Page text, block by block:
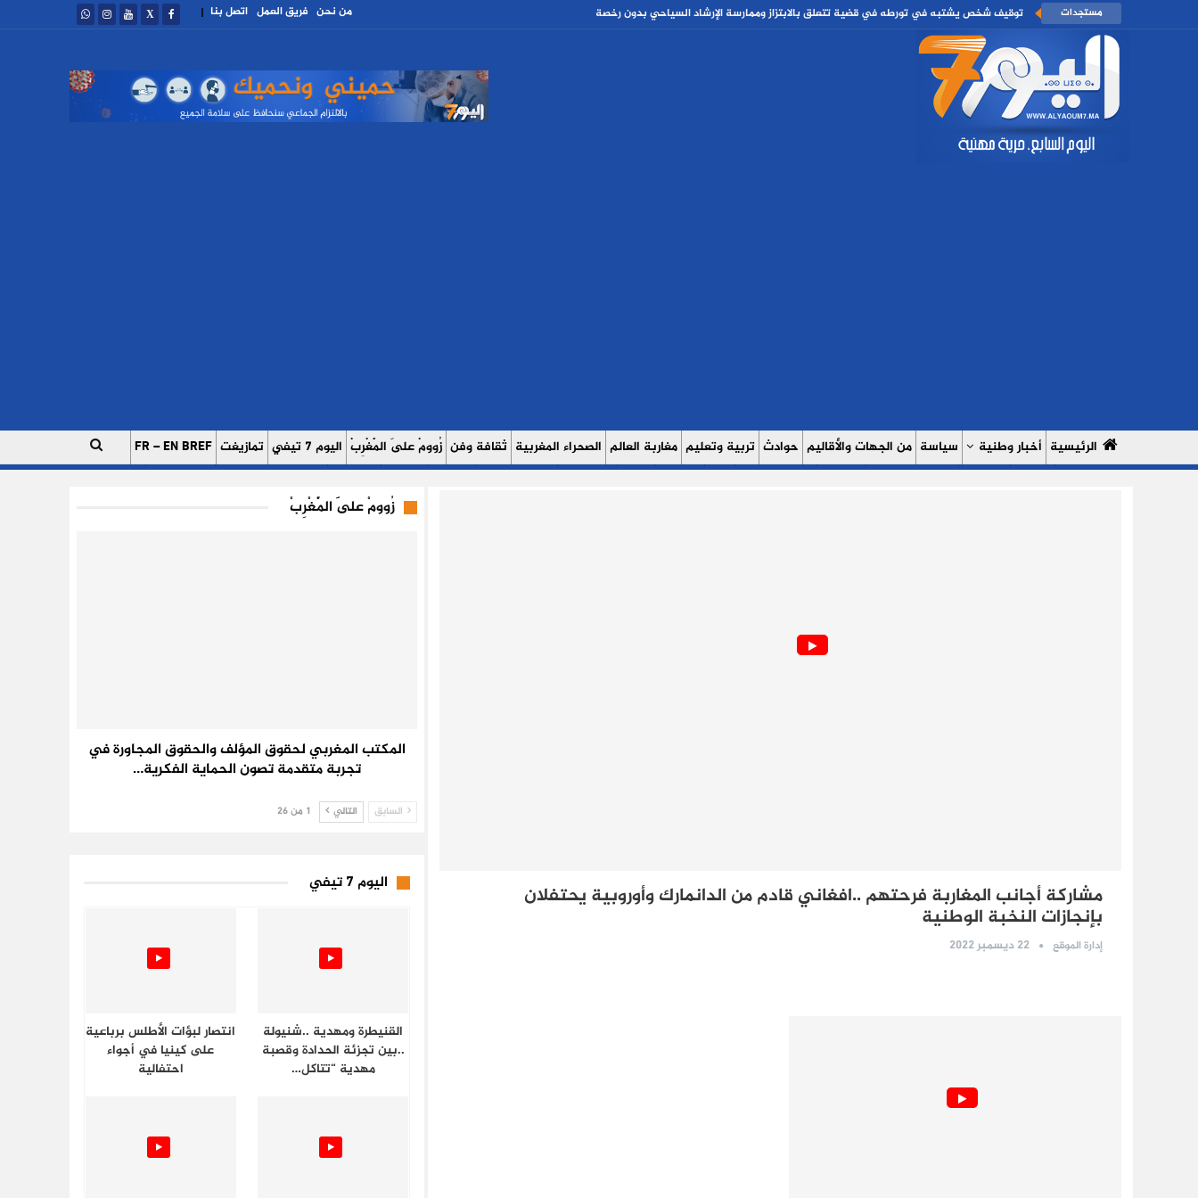
| اتصل بنا فريق العمل من نحن مستجدات توقيف شخص يشتبه في تورطه في قضية تتعلق بالابتزاز وممارسة الإرشاد السياحي بدون رخصة
الرئيسية أخبار وطنية سياسة من الجهات والأقاليم حوادث تربية وتعليم مغاربة العالم الصحراء المغربية ثقافة وفن زُوومْ عَلَى الْمَغْرِبْ اليوم 7 تيفي تمازيغت FR – EN BREF
مشاركة أجانب المغاربة فرحتهم ..افغاني قادم من الدانمارك وأوروبية يحتفلان
بإنجازات النخبة الوطنية
إدارة الموقع 22 ديسمبر 2022
زُوومْ عَلَى الْمَغْرِبْ
المكتب المغربي لحقوق المؤلف والحقوق المجاورة في
تجربة متقدمة تصون الحماية الفكرية…
السابق التالي 1 من 26
اليوم 7 تيفي
القنيطرة ومهدية ..شنيولة
..بين تجزئة الحدادة وقصبة
مهدية “تتاكل…
انتصار لبؤات الأطلس برباعية
على كينيا في أجواء
احتفالية